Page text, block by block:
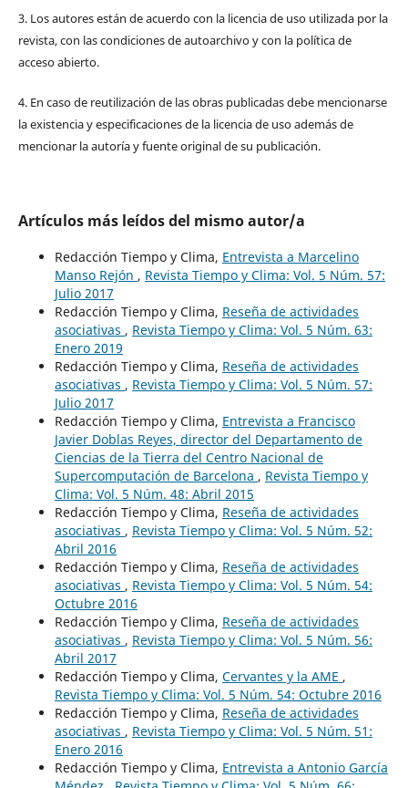
3. Los autores están de acuerdo con la licencia de uso utilizada por la
revista, con las condiciones de autoarchivo y con la política de
acceso abierto.
4. En caso de reutilización de las obras publicadas debe mencionarse
la existencia y especificaciones de la licencia de uso además de
mencionar la autoría y fuente original de su publicación.
Artículos más leídos del mismo autor/a
Redacción Tiempo y Clima, Entrevista a Marcelino
Manso Rejón , Revista Tiempo y Clima: Vol. 5 Núm. 57:
Julio 2017
Redacción Tiempo y Clima, Reseña de actividades
asociativas , Revista Tiempo y Clima: Vol. 5 Núm. 63:
Enero 2019
Redacción Tiempo y Clima, Reseña de actividades
asociativas , Revista Tiempo y Clima: Vol. 5 Núm. 57:
Julio 2017
Redacción Tiempo y Clima, Entrevista a Francisco
Javier Doblas Reyes, director del Departamento de
Ciencias de la Tierra del Centro Nacional de
Supercomputación de Barcelona , Revista Tiempo y
Clima: Vol. 5 Núm. 48: Abril 2015
Redacción Tiempo y Clima, Reseña de actividades
asociativas , Revista Tiempo y Clima: Vol. 5 Núm. 52:
Abril 2016
Redacción Tiempo y Clima, Reseña de actividades
asociativas , Revista Tiempo y Clima: Vol. 5 Núm. 54:
Octubre 2016
Redacción Tiempo y Clima, Reseña de actividades
asociativas , Revista Tiempo y Clima: Vol. 5 Núm. 56:
Abril 2017
Redacción Tiempo y Clima, Cervantes y la AME ,
Revista Tiempo y Clima: Vol. 5 Núm. 54: Octubre 2016
Redacción Tiempo y Clima, Reseña de actividades
asociativas , Revista Tiempo y Clima: Vol. 5 Núm. 51:
Enero 2016
Redacción Tiempo y Clima, Entrevista a Antonio García